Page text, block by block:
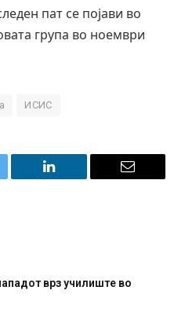
пат се појави во
група во ноември
ИСИС
LinkedIn Email
им веруваат на